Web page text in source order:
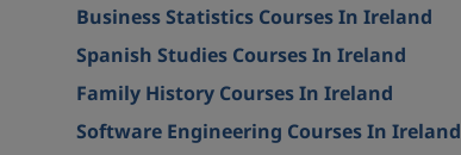
Business Statistics Courses In Ireland
Spanish Studies Courses In Ireland
Family History Courses In Ireland
Software Engineering Courses In Ireland